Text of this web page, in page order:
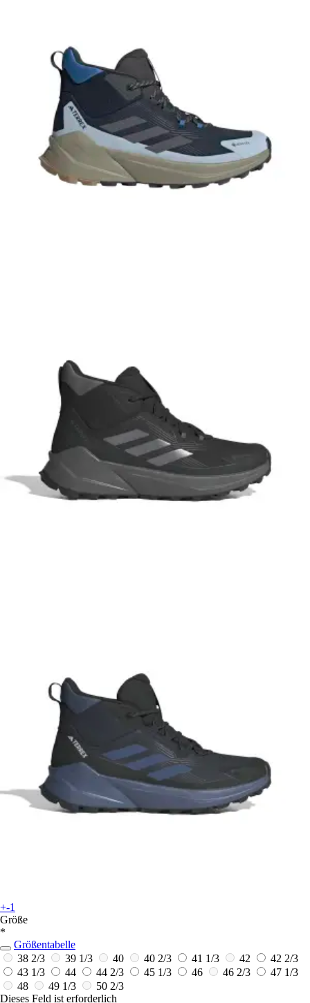
+-1
Größe
*
Größentabelle
38 2/3
39 1/3 40 40 2/3 41 1/3 42
42 2/3
43 1/3
44 44 2/3 45 1/3 46 46 2/3
47 1/3
48
49 1/3
50 2/3
Dieses Feld ist erforderlich